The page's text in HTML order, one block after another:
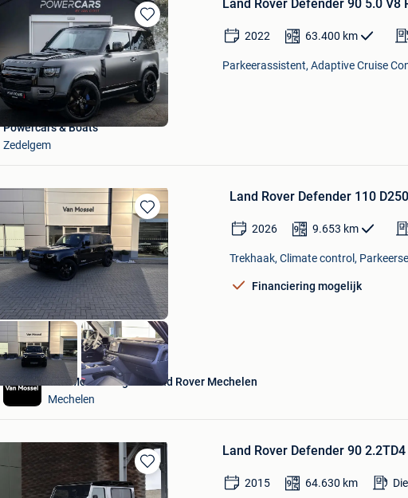
Bewaren
in
Mijn
Favorieten
Land Rover Defender 90 5.0 V8
2022 63.400 km
Parkeerassistent, Adaptive Cruise
Powercars & Boats
Zedelgem
Bewaren
in
Mijn
Favorieten
Land Rover Defender 110
2026 9.653 km
Trekhaak, Climate control,
Financiering mogelijk
Van Mossel Jaguar Land Rover Mechelen
Mechelen
Bewaren
in
Land Rover Defender 90
2015 64.630 km